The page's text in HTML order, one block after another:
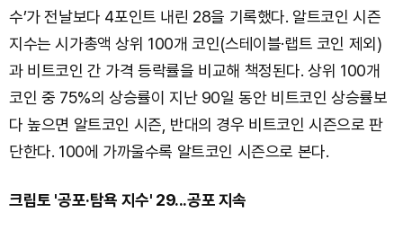
수’가 전날보다 4포인트 내린 28을 기록했다. 알트코인 시즌
지수는 시가총액 상위 100개 코인(스테이블·랩트 코인 제외)
과 비트코인 간 가격 등락률을 비교해 책정된다. 상위 100개
코인 중 75%의 상승률이 지난 90일 동안 비트코인 상승률보
다 높으면 알트코인 시즌, 반대의 경우 비트코인 시즌으로 판
단한다. 100에 가까울수록 알트코인 시즌으로 본다.
크립토 '공포·탐욕 지수' 29...공포 지속